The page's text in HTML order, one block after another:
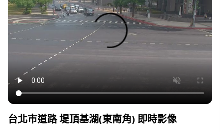
台北市道路 堤頂基湖(東南角) 即時影像